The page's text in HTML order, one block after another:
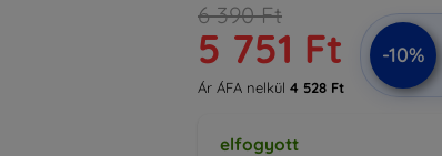
6 390 Ft
5 751 Ft
Ár ÁFA nelkül 4 528 Ft
-10%
elfogyott